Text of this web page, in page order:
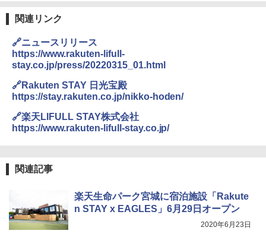
関連リンク
🔗ニュースリリース
https://www.rakuten-lifull-
stay.co.jp/press/20220315_01.html
🔗Rakuten STAY 日光宝殿
https://stay.rakuten.co.jp/nikko-hoden/
🔗楽天LIFULL STAY株式会社
https://www.rakuten-lifull-stay.co.jp/
関連記事
楽天生命パーク宮城に宿泊施設「Rakute
n STAY x EAGLES」6月29日オープン
2020年6月23日